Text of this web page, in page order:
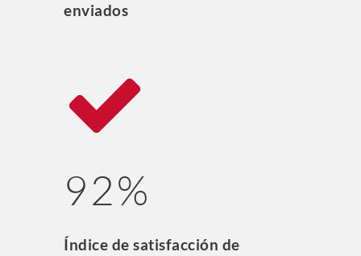
enviados
92%
Índice de satisfacción de